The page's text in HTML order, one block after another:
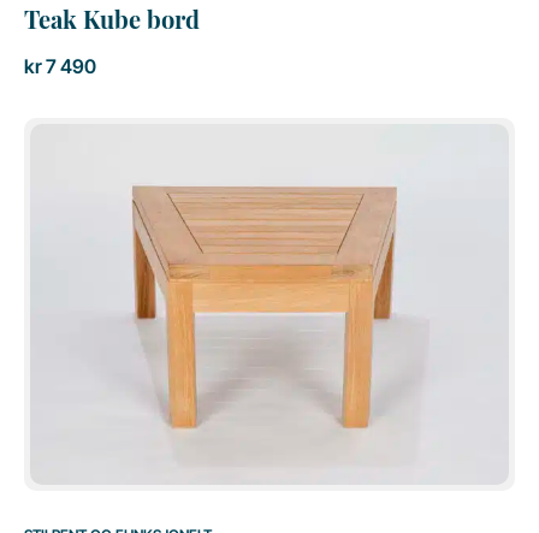
Teak Kube bord
kr7 490